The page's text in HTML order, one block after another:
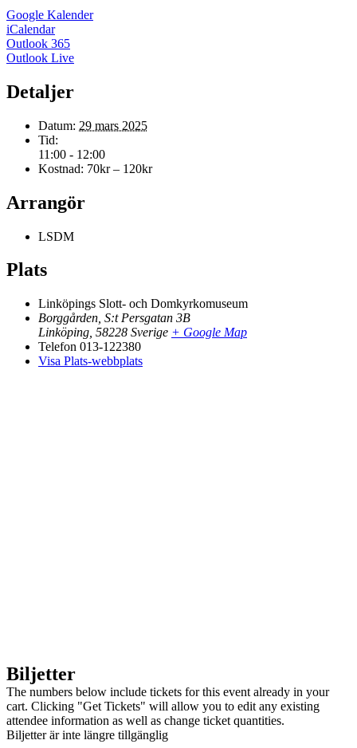
Google Kalender
iCalendar
Outlook 365
Outlook Live
Detaljer
Datum: 29 mars 2025
Tid:
11:00 - 12:00
Kostnad: 70kr – 120kr
Arrangör
LSDM
Plats
Linköpings Slott- och Domkyrkomuseum
Borggården, S:t Persgatan 3B
Linköping 58228 Sverige + Google Map
Telefon 013-122380
Visa Plats-webbplats
Biljetter
The numbers below include tickets for this event already in your
cart. Clicking "Get Tickets" will allow you to edit any existing
attendee information as well as change ticket quantities.
Biljetter är inte längre tillgänglig